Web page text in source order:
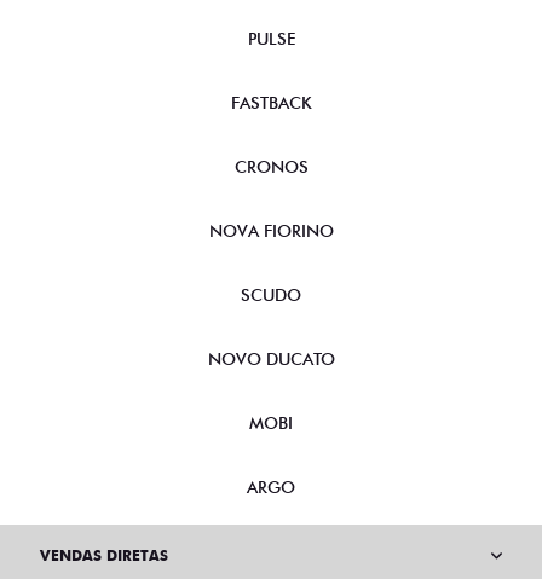
PULSE
FASTBACK
CRONOS
NOVA FIORINO
SCUDO
NOVO DUCATO
MOBI
ARGO
VENDAS DIRETAS